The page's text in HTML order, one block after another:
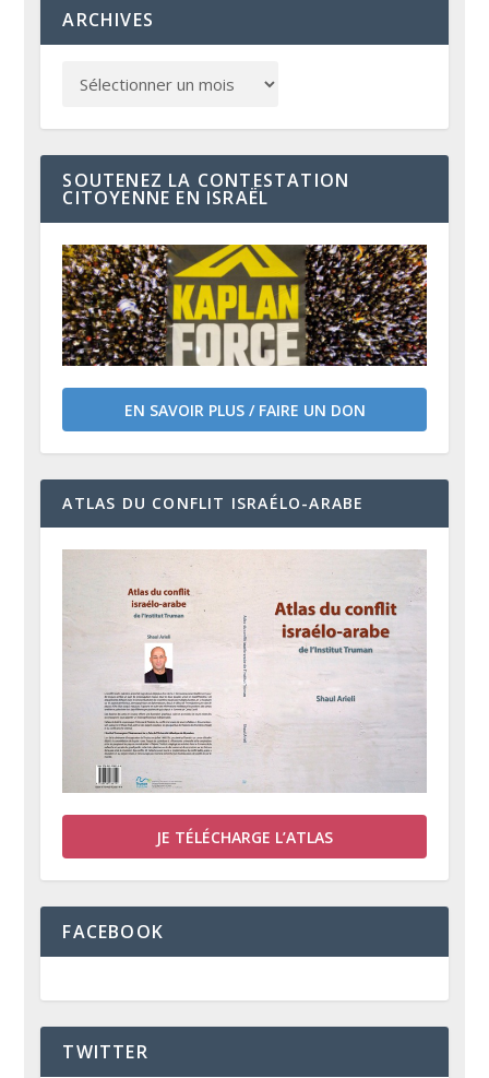
ARCHIVES
SOUTENEZ LA CONTESTATION
CITOYENNE EN ISRAËL
EN SAVOIR PLUS / FAIRE UN DON
ATLAS DU CONFLIT ISRAÉLO-ARABE
JE TÉLÉCHARGE L’ATLAS
FACEBOOK
TWITTER